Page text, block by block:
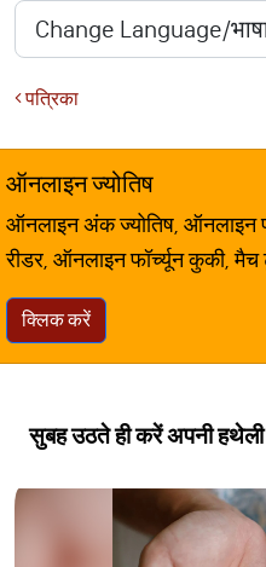
पत्रिका
ऑनलाइन ज्योतिष
ऑनलाइन अंक ज्योतिष, ऑनलाइन
रीडर, ऑनलाइन फॉर्च्यून कुकी,
क्लिक करें
सुबह उठते ही करें अपनी हथेली